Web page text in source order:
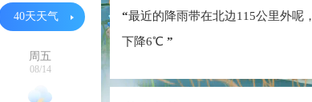
40天天气
周五
08/14
“最近的降雨带在北边115公里外呢，
下降6℃ ”